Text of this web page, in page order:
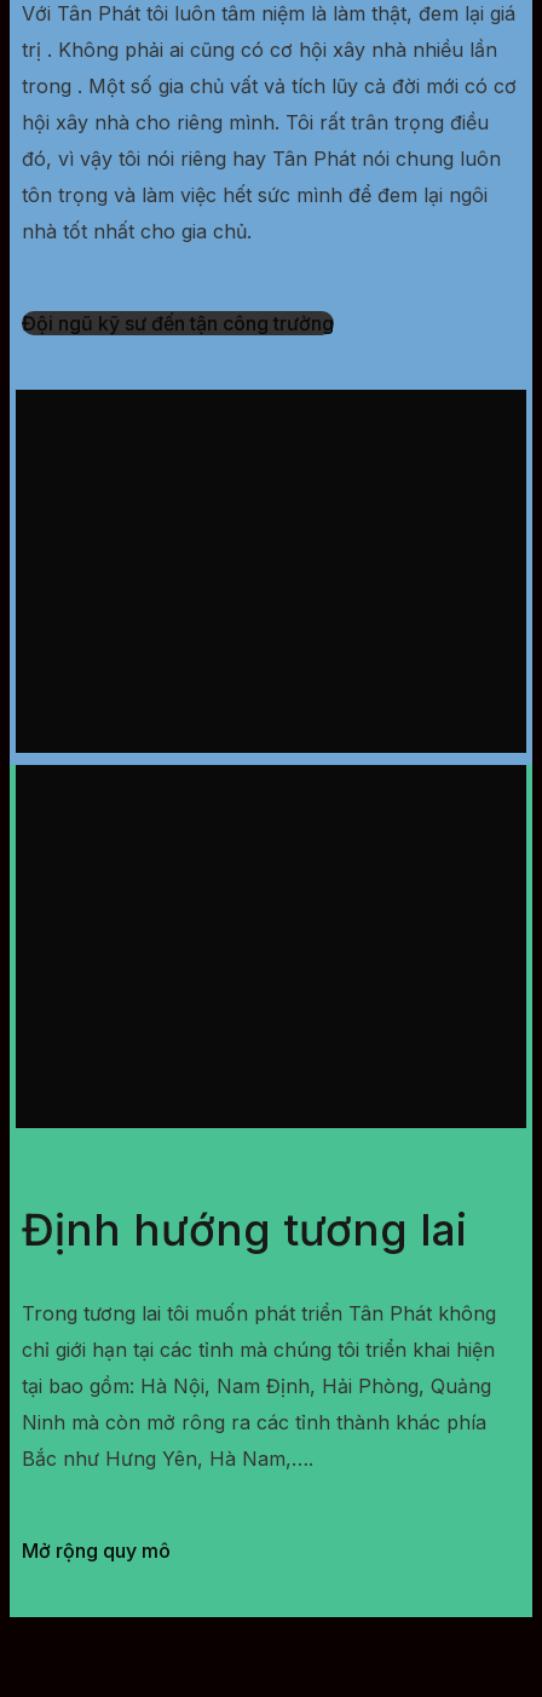
Với Tân Phát tôi luôn tâm niệm là làm thật, đem lại giá
trị . Không phải ai cũng có cơ hội xây nhà nhiều lần
trong . Một số gia chủ vất vả tích lũy cả đời mới có cơ
hội xây nhà cho riêng mình. Tôi rất trân trọng điều
đó, vì vậy tôi nói riêng hay Tân Phát nói chung luôn
tôn trọng và làm việc hết sức mình để đem lại ngôi
nhà tốt nhất cho gia chủ.
Đội ngũ kỹ sư đến tận công trường
Định hướng tương lai
Trong tương lai tôi muốn phát triển Tân Phát không
chỉ giới hạn tại các tỉnh mà chúng tôi triển khai hiện
tại bao gồm: Hà Nội, Nam Định, Hải Phòng, Quảng
Ninh mà còn mở rông ra các tỉnh thành khác phía
Bắc như Hưng Yên, Hà Nam,….
Mở rộng quy mô